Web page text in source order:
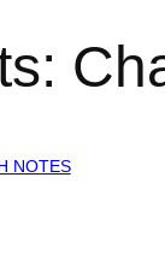
NOTES